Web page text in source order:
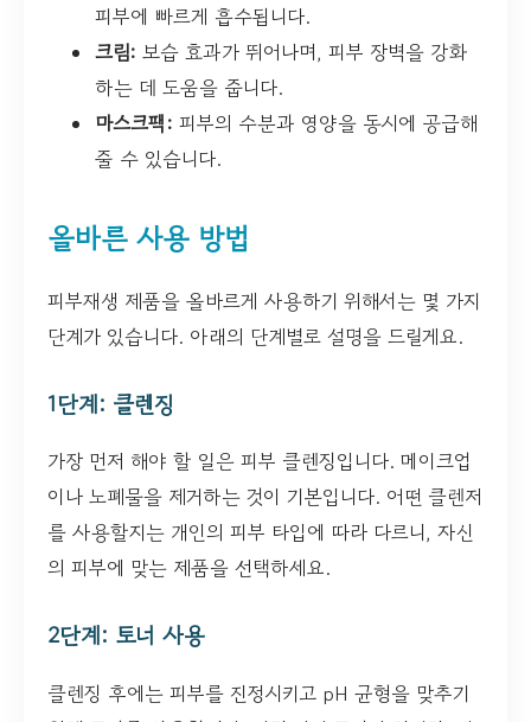
피부에 빠르게 흡수됩니다.
크림: 보습 효과가 뛰어나며, 피부 장벽을 강화
하는 데 도움을 줍니다.
마스크팩: 피부의 수분과 영양을 동시에 공급해
줄 수 있습니다.
올바른 사용 방법
피부재생 제품을 올바르게 사용하기 위해서는 몇 가지
단계가 있습니다. 아래의 단계별로 설명을 드릴게요.
1단계: 클렌징
가장 먼저 해야 할 일은 피부 클렌징입니다. 메이크업
이나 노폐물을 제거하는 것이 기본입니다. 어떤 클렌저
를 사용할지는 개인의 피부 타입에 따라 다르니, 자신
의 피부에 맞는 제품을 선택하세요.
2단계: 토너 사용
클렌징 후에는 피부를 진정시키고 pH 균형을 맞추기